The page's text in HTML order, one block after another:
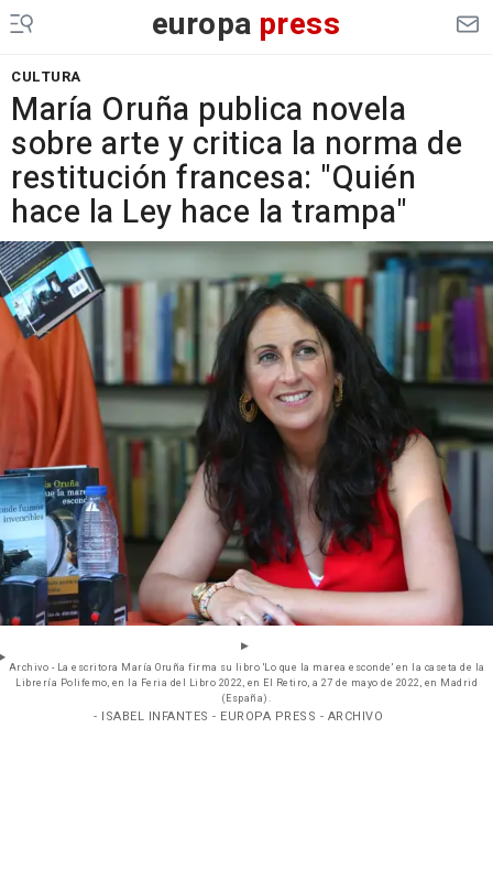
europa press
CULTURA
María Oruña publica novela
sobre arte y critica la norma de
restitución francesa: "Quién
hace la Ley hace la trampa"
Archivo - La escritora María Oruña firma su libro 'Lo que la marea esconde' en la caseta de la
Librería Polifemo, en la Feria del Libro 2022, en El Retiro, a 27 de mayo de 2022, en Madrid
(España).
- ISABEL INFANTES - EUROPA PRESS - ARCHIVO